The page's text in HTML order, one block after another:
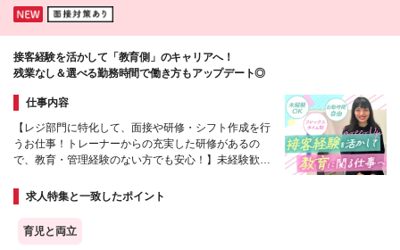
接客経験を活かして「教育側」のキャリアへ！
残業なし＆選べる勤務時間で働き方もアップデート◎
仕事内容
【レジ部門に特化して、面接や研修・シフト作成を行
うお仕事！トレーナーからの充実した研修があるの
で、教育・管理経験のない方でも安心！】未経験歓迎
求人特集と一致したポイント
育児と両立